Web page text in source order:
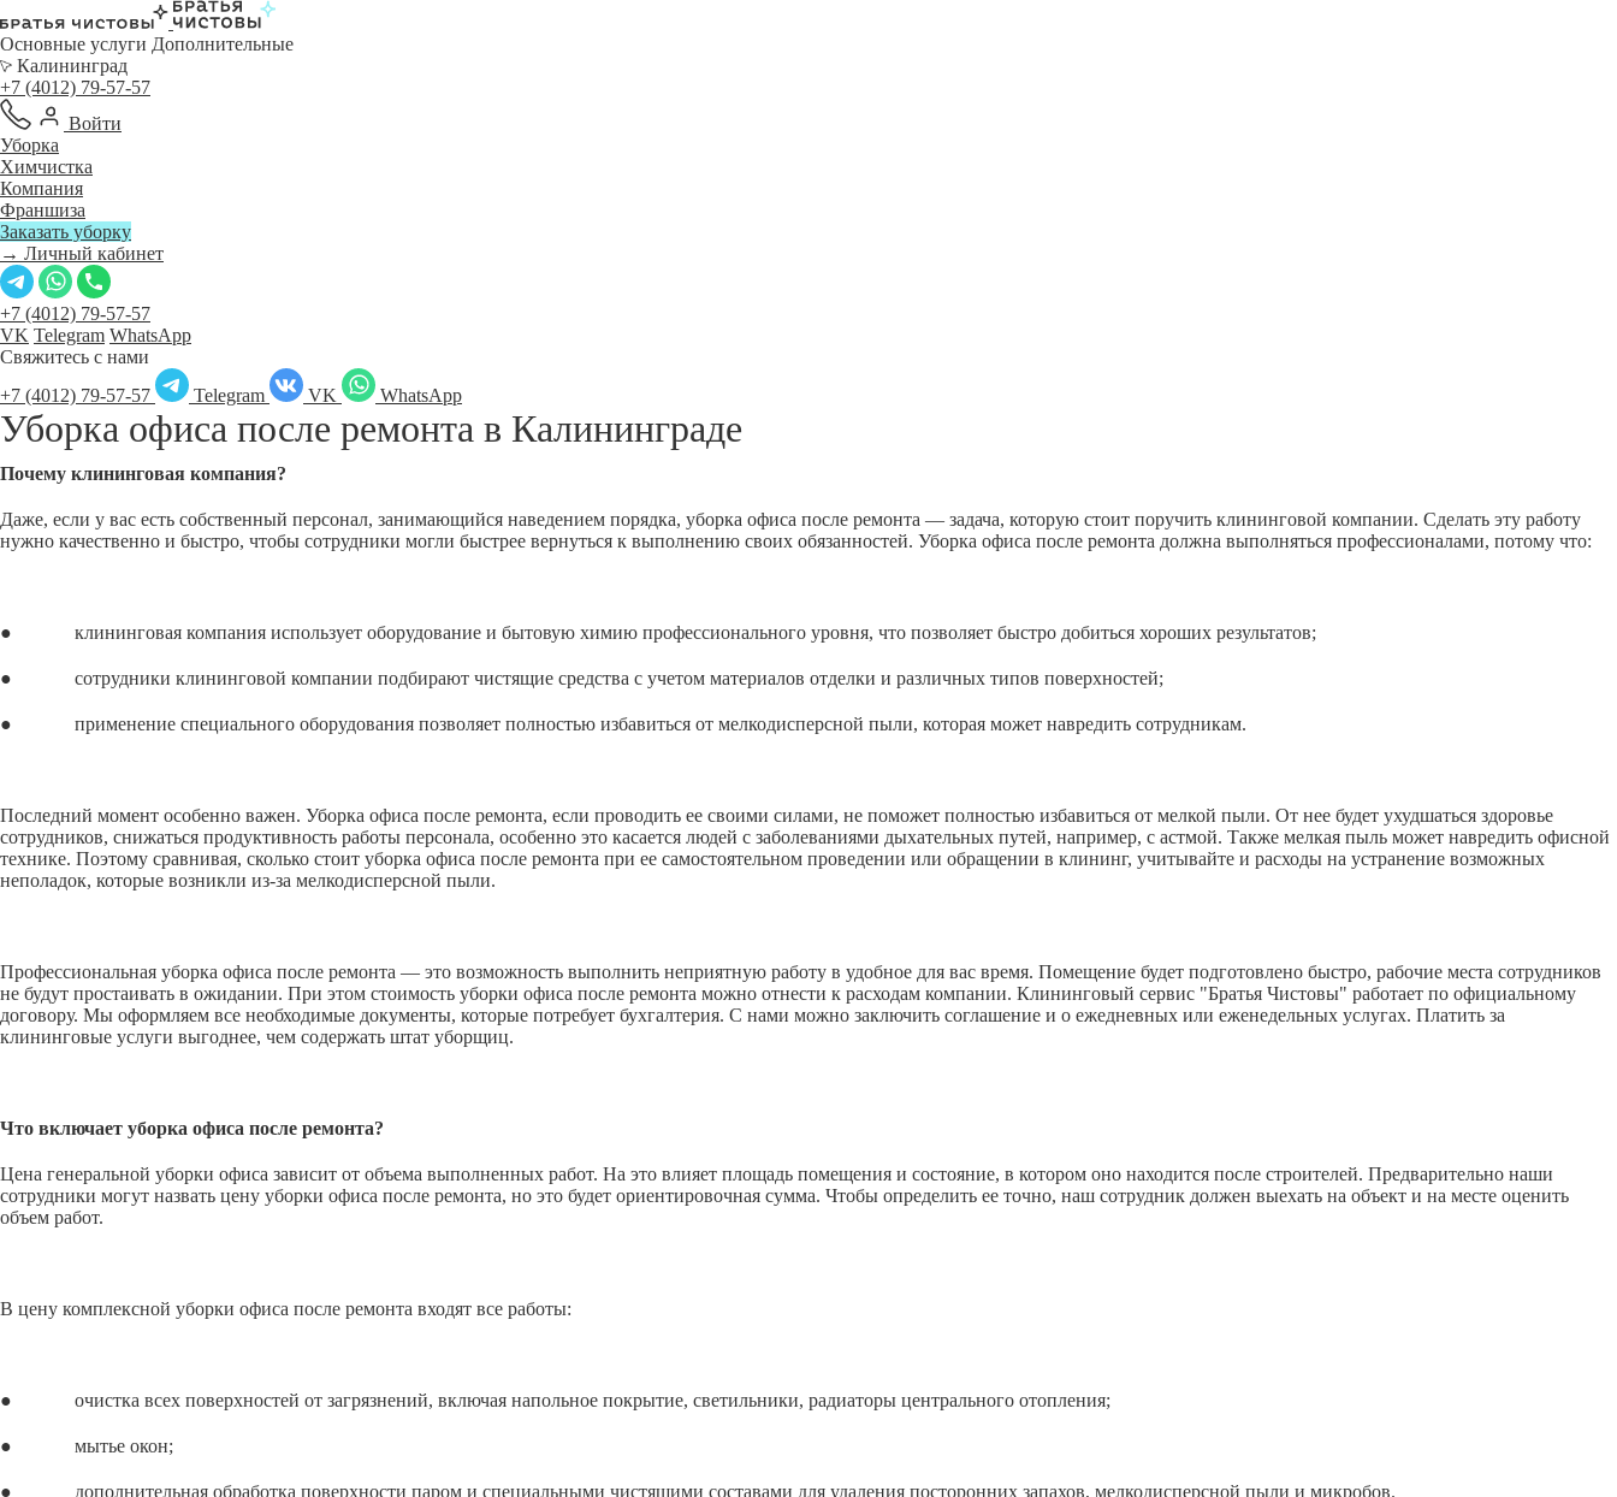
Основные услуги Дополнительные
Калининград
+7 (4012) 79-57-57
Войти
Уборка
Химчистка
Компания
Франшиза
Заказать уборку
→ Личный кабинет
+7 (4012) 79-57-57
VK Telegram WhatsApp
Свяжитесь с нами
+7 (4012) 79-57-57
Telegram VK WhatsApp
Уборка офиса после ремонта в Калининграде
Почему клининговая компания?
Даже, если у вас есть собственный персонал, занимающийся наведением порядка, уборка офиса после ремонта — задача, которую стоит поручить клининговой компании. Сделать эту работу
нужно качественно и быстро, чтобы сотрудники могли быстрее вернуться к выполнению своих обязанностей. Уборка офиса после ремонта должна выполняться профессионалами, потому что:
● клининговая компания использует оборудование и бытовую химию профессионального уровня, что позволяет быстро добиться хороших результатов;
● сотрудники клининговой компании подбирают чистящие средства с учетом материалов отделки и различных типов поверхностей;
● применение специального оборудования позволяет полностью избавиться от мелкодисперсной пыли, которая может навредить сотрудникам.
Последний момент особенно важен. Уборка офиса после ремонта, если проводить ее своими силами, не поможет полностью избавиться от мелкой пыли. От нее будет ухудшаться здоровье
сотрудников, снижаться продуктивность работы персонала, особенно это касается людей с заболеваниями дыхательных путей, например, с астмой. Также мелкая пыль может навредить офисной
технике. Поэтому сравнивая, сколько стоит уборка офиса после ремонта при ее самостоятельном проведении или обращении в клининг, учитывайте и расходы на устранение возможных
неполадок, которые возникли из-за мелкодисперсной пыли.
Профессиональная уборка офиса после ремонта — это возможность выполнить неприятную работу в удобное для вас время. Помещение будет подготовлено быстро, рабочие места сотрудников
не будут простаивать в ожидании. При этом стоимость уборки офиса после ремонта можно отнести к расходам компании. Клининговый сервис "Братья Чистовы" работает по официальному
договору. Мы оформляем все необходимые документы, которые потребует бухгалтерия. С нами можно заключить соглашение и о ежедневных или еженедельных услугах. Платить за
клининговые услуги выгоднее, чем содержать штат уборщиц.
Что включает уборка офиса после ремонта?
Цена генеральной уборки офиса зависит от объема выполненных работ. На это влияет площадь помещения и состояние, в котором оно находится после строителей. Предварительно наши
сотрудники могут назвать цену уборки офиса после ремонта, но это будет ориентировочная сумма. Чтобы определить ее точно, наш сотрудник должен выехать на объект и на месте оценить
объем работ.
В цену комплексной уборки офиса после ремонта входят все работы:
● очистка всех поверхностей от загрязнений, включая напольное покрытие, светильники, радиаторы центрального отопления;
● мытье окон;
● дополнительная обработка поверхности паром и специальными чистящими составами для удаления посторонних запахов, мелкодисперсной пыли и микробов.